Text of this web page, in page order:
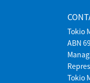
Tokio
ABN
Tokio